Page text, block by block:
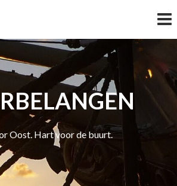
Oost. Hart voor de buurt.